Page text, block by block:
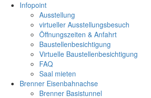
Infopoint
Ausstellung
virtueller Ausstellungsbesuch
Öffnungszeiten & Anfahrt
Baustellenbesichtigung
Virtuelle Baustellenbesichtigung
FAQ
Saal mieten
Brenner Eisenbahnachse
Brenner Basistunnel